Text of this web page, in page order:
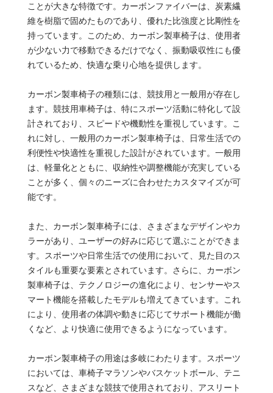
ことが大きな特徴です。カーボンファイバーは、炭素繊
維を樹脂で固めたものであり、優れた比強度と比剛性を
持っています。このため、カーボン製車椅子は、使用者
が少ない力で移動できるだけでなく、振動吸収性にも優
れているため、快適な乗り心地を提供します。
カーボン製車椅子の種類には、競技用と一般用が存在し
ます。競技用車椅子は、特にスポーツ活動に特化して設
計されており、スピードや機動性を重視しています。こ
れに対し、一般用のカーボン製車椅子は、日常生活での
利便性や快適性を重視した設計がされています。一般用
は、軽量化とともに、収納性や調整機能が充実している
ことが多く、個々のニーズに合わせたカスタマイズが可
能です。
また、カーボン製車椅子には、さまざまなデザインやカ
ラーがあり、ユーザーの好みに応じて選ぶことができま
す。スポーツや日常生活での使用において、見た目のス
タイルも重要な要素とされています。さらに、カーボン
製車椅子は、テクノロジーの進化により、センサーやス
マート機能を搭載したモデルも増えてきています。これ
により、使用者の体調や動きに応じてサポート機能が働
くなど、より快適に使用できるようになっています。
カーボン製車椅子の用途は多岐にわたります。スポーツ
においては、車椅子マラソンやバスケットボール、テニ
スなど、さまざまな競技で使用されており、アスリート